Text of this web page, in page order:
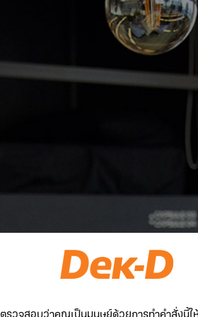
ตรวจสอบว่าคุณเป็นมนุษย์ด้วยการทำคำสั่งนี้ใ